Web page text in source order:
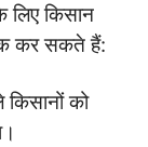
किसान
कर सकते हैं:
किसानों को